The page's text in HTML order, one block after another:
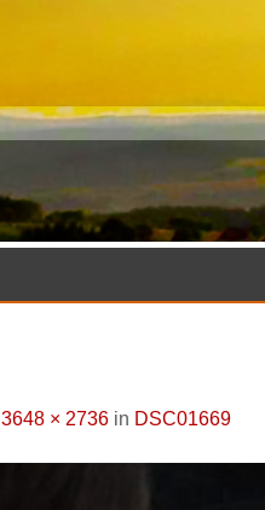
3648 × 2736 in DSC01669